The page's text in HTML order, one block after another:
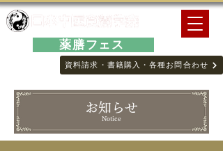
資料請求・書籍購入・各種お問合わせ
薬膳フェス
お知らせ
Notice